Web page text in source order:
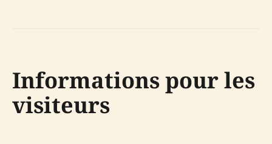
Informations pour les
visiteurs